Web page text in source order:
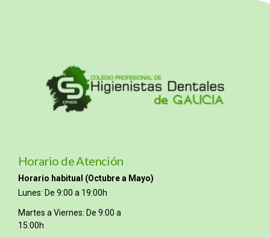
Horario de Atención
Horario habitual (Octubre a Mayo)
Lunes: De 9:00 a 19:00h
Martes a Viernes: De 9:00 a
15:00h